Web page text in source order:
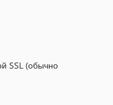
SSL (обычно